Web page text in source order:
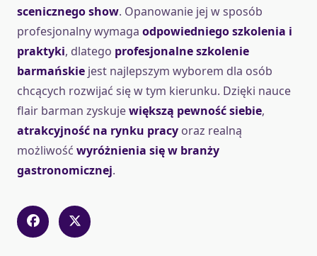
scenicznego show. Opanowanie jej w sposób
profesjonalny wymaga odpowiedniego szkolenia i
praktyki, dlatego profesjonalne szkolenie
barmańskie jest najlepszym wyborem dla osób
chcących rozwijać się w tym kierunku. Dzięki nauce
flair barman zyskujewiększą pewność siebie,
atrakcyjność na rynku pracy oraz realną
możliwość wyróżnienia się w branży
gastronomicznej.